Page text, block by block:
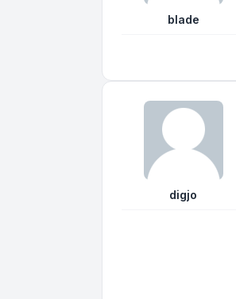
blade
digjo